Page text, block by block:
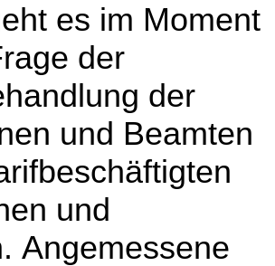
es im Moment
der
der
und Beamten
und
Angemessene